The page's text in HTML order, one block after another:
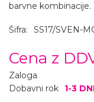
barvne kombinacije.
Šifra: SS17/SVEN-
Cena z
Zaloga
Dobavni rok
1-3